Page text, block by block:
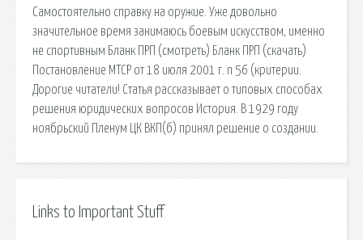
Самостоятельно справку на оружие. Уже довольно
значительное время занимаюсь боевым искусством, именно
не спортивным Бланк ПРП (смотреть) Бланк ПРП (скачать)
Постановление МТСР от 18 июля 2001 г. n 56 (критерии.
Дорогие читатели! Статья рассказывает о типовых способах
решения юридических вопросов История. В 1929 году
ноябрьский Пленум ЦК ВКП(б) принял решение о создании.
Links to Important Stuff